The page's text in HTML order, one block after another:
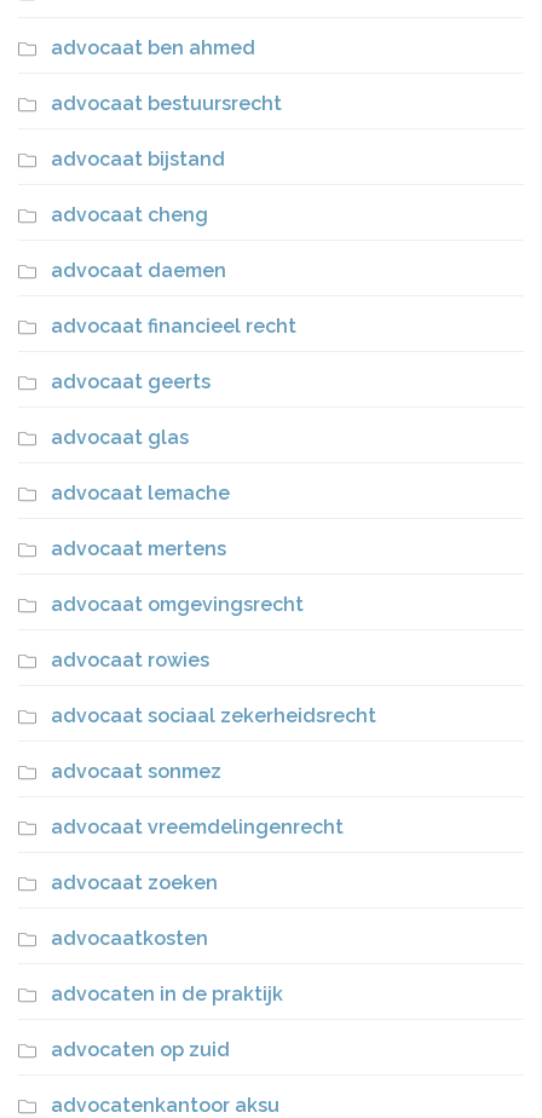
advocaat ben ahmed
advocaat bestuursrecht
advocaat bijstand
advocaat cheng
advocaat daemen
advocaat financieel recht
advocaat geerts
advocaat glas
advocaat lemache
advocaat mertens
advocaat omgevingsrecht
advocaat rowies
advocaat sociaal zekerheidsrecht
advocaat sonmez
advocaat vreemdelingenrecht
advocaat zoeken
advocaatkosten
advocaten in de praktijk
advocaten op zuid
advocatenkantoor aksu